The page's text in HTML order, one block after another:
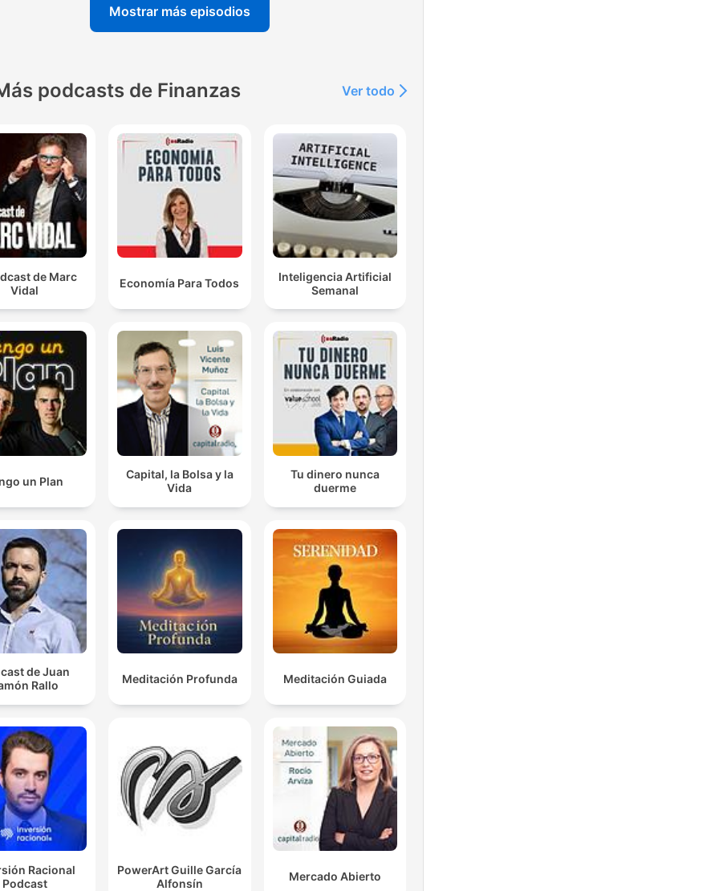
Mostrar más episodios
podcasts de Finanzas Ver todo
de Marc
Vidal
Economía Para Todos
Inteligencia Artificial
Semanal
un Plan
Capital, la Bolsa y la
Vida
Tu dinero nunca
duerme
de Juan
Rallo
Meditación Profunda Meditación Guiada
Racional
Podcast
PowerArt Guille García
Alfonsín
Mercado Abierto